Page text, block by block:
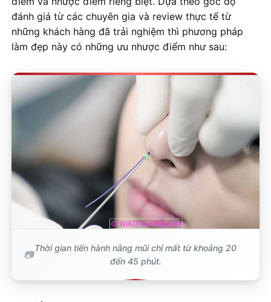
đánh giá từ các chuyên gia và review thực tế từ
những khách hàng đã trải nghiệm thì phương pháp
làm đẹp này có những ưu nhược điểm như sau:
Thời gian tiến hành nâng mũi chỉ mất từ khoảng 20
đến 45 phút.